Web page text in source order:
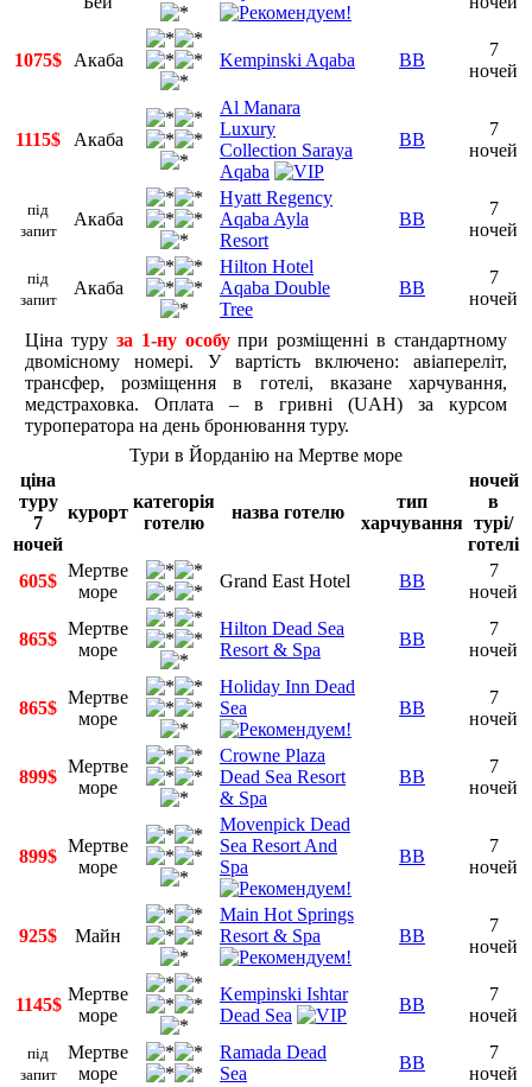
1075$ Акаба Kempinski Aqaba BB
7
ночей
1115$ Акаба
Al Manara
Luxury
Collection Saraya
Aqaba
BB
7
ночей
під
запит
Акаба
Hyatt Regency
Aqaba Ayla
Resort
BB
7
ночей
під
запит
Акаба
Hilton Hotel
Aqaba Double
Tree
BB
7
ночей
Ціна туру за 1-ну особупри розміщенні в стандартному
двомісному номері. У вартість включено: авіапереліт,
трансфер, розміщення в готелі, вказане харчування,
медстраховка. Оплата – в гривні (UAH) за курсом
туроператора на день бронювання туру.
Тури в Йорданію на Мертве море
ціна
туру
7
ночей
курорт
категорія
готелю
назва готелю
тип
харчування
ночей
в
турі/
готелі
605$
Мертве
море
Grand East Hotel BB
7
ночей
865$
Мертве
море
Hilton Dead Sea
Resort & Spa
BB
7
ночей
865$
Мертве
море
Holiday Inn Dead
Sea
BB
7
ночей
899$
Мертве
море
Crowne Plaza
Dead Sea Resort
& Spa
BB
7
ночей
899$
Мертве
море
Movenpick Dead
Sea Resort And
Spa
BB
7
ночей
925$ Майн
Main Hot Springs
Resort & Spa
BB
7
ночей
1145$
Мертве
море
Kempinski Ishtar
Dead Sea
BB
7
ночей
під
запит
Мертве
море
Ramada Dead
Sea
BB
7
ночей